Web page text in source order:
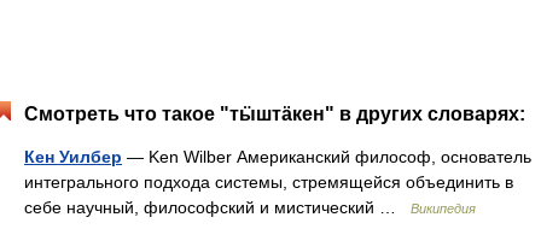
Смотреть что такое "тӹштӓкен" в других словарях:
Кен Уилбер — Ken Wilber Американский философ, основатель
интегрального подхода системы, стремящейся объединить в
себе научный, философский и мистический …
Википедия